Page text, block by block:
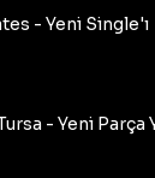
- Yeni Single'ı
- Yeni Parça